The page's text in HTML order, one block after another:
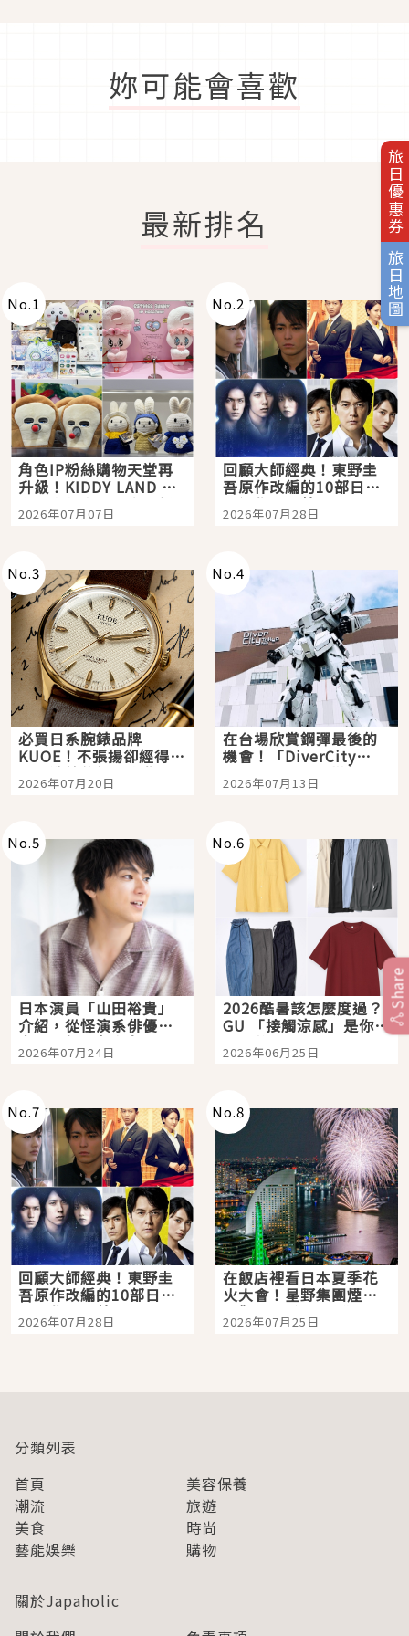
旅日優惠券
旅日地圖
妳可能會喜歡
最新排名
No.1
角色IP粉絲購物天堂再
升級！KIDDY LAND 原
宿店吉伊卡哇迎客，新
開幕 OMOKADO 店3分
2026年07月07日
No.2
回顧大師經典！東野圭
吾原作改編的10部日本
影視作品推薦
2026年07月28日
No.3
必買日系腕錶品牌
KUOE！不張揚卻經得起
時間洗鍊的經典之作五
選
2026年07月20日
No.4
在台場欣賞鋼彈最後的
機會！「DiverCity
Tokyo Plaza」搭船、
購物、美食及夜景，一
2026年07月13日
No.5
日本演員「山田裕貴」
介紹，從怪演系俳優走
向國民級日劇主角
2026年07月24日
No.6
2026酷暑該怎麼度過？
GU 「接觸涼感」是你的
夏日救星
2026年06月25日
No.7
回顧大師經典！東野圭
吾原作改編的10部日本
影視作品推薦
2026年07月28日
No.8
在飯店裡看日本夏季花
火大會！星野集團煙火
景觀飯店6選，讓你不用
人擠人悠閒欣賞
2026年07月25日
Share
分類列表
首頁
美容保養
潮流
旅遊
美食
時尚
藝能娛樂
購物
關於Japaholic